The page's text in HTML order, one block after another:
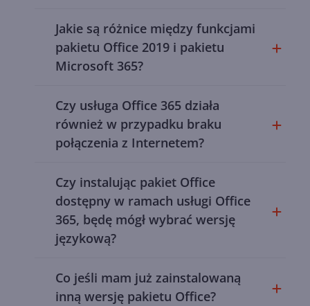
Jakie są różnice między funkcjami
pakietu Office 2019 i pakietu
Microsoft 365?
Czy usługa Office 365 działa
również w przypadku braku
połączenia z Internetem?
Czy instalując pakiet Office
dostępny w ramach usługi Office
365, będę mógł wybrać wersję
językową?
Co jeśli mam już zainstalowaną
inną wersję pakietu Office?